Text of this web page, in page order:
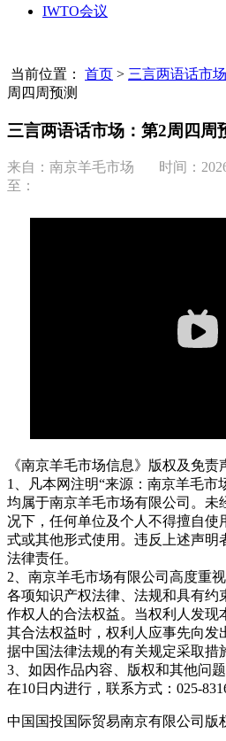
IWTO会议
当前位置： 首页 > 三言两语话市场
周四周预测
三言两语话市场：第2周四周
来自：南京羊毛市场 时间：
至：
《南京羊毛市场信息》版权及免责
1、凡本网注明“来源：南京羊毛市
均属于南京羊毛市场有限公司。未
况下，任何单位及个人不得擅自使
式或其他形式使用。违反上述声明
法律责任。
2、南京羊毛市场有限公司高度重
各项知识产权法律、法规和具有约
作权人的合法权益。当权利人发现
其合法权益时，权利人应事先向发
据中国法律法规的有关规定采取措
3、如因作品内容、版权和其他问
在10日内进行，联系方式：025-
中国国投国际贸易南京有限公司版